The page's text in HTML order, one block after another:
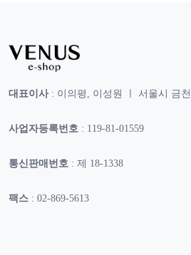
대표이사: 이의평, 이성원 ㅣ 서울시 금
사업자등록번호 : 119-81-01559
통신판매번호 : 제 18-1338
팩스 : 02-869-5613